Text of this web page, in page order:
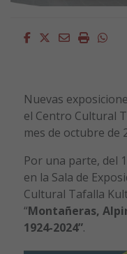
Facebook
Twitter
EmailImprimir
Nuevas
el Centro Cultural
mes de octubre de
Por una parte, del
en la Sala de
Cultural Tafalla
“Montañeras,
1924-2024”.